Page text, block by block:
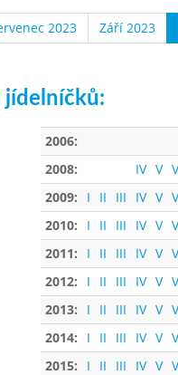
2023 Září 2023
jídelníčků:
2006:
2008:
IV V
2009:
I II III IV V
2010:
I II III IV V
2011:
I II III IV V
2012:
I II III IV V
2013:
I II III IV V
2014:
I II III IV V
2015:
I II III IV V